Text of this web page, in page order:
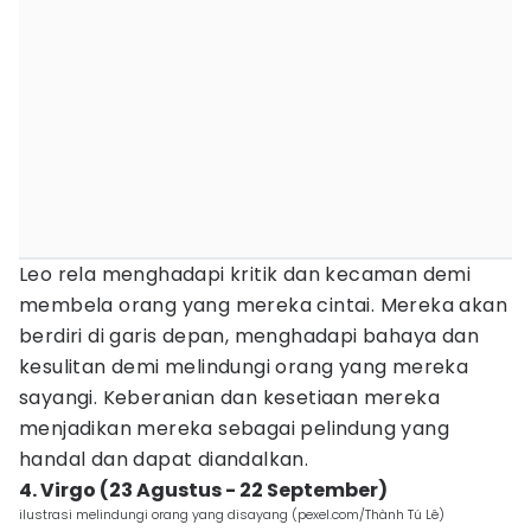
Leo rela menghadapi kritik dan kecaman demi
membela orang yang mereka cintai. Mereka akan
berdiri di garis depan, menghadapi bahaya dan
kesulitan demi melindungi orang yang mereka
sayangi. Keberanian dan kesetiaan mereka
menjadikan mereka sebagai pelindung yang
handal dan dapat diandalkan.
4. Virgo (23 Agustus - 22 September)
ilustrasi melindungi orang yang disayang (pexel.com/Thành Tú Lê)